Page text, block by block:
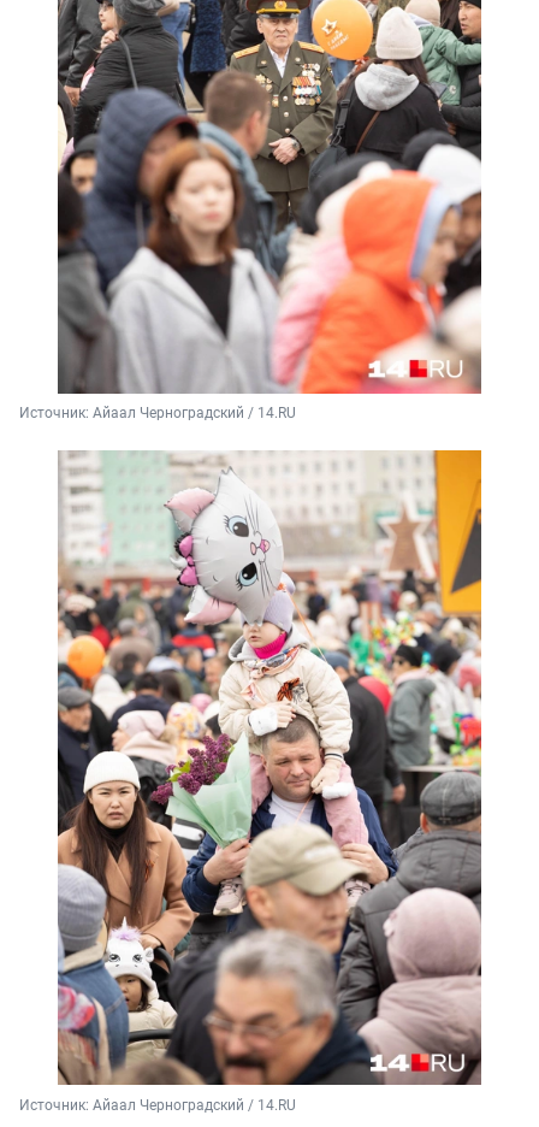
Источник: Айаал Черноградский / 14.RU
Источник: Айаал Черноградский / 14.RU